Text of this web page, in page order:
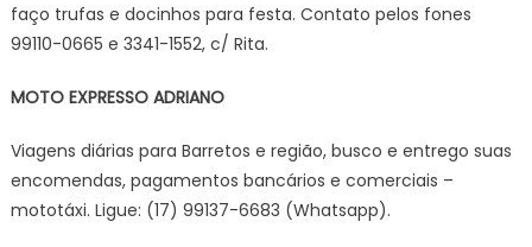
faço trufas e docinhos para festa. Contato pelos fones
99110-0665 e 3341-1552, c/ Rita.
MOTO EXPRESSO ADRIANO
Viagens diárias para Barretos e região, busco e entrego suas
encomendas, pagamentos bancários e comerciais –
mototáxi. Ligue: (17) 99137-6683 (Whatsapp).